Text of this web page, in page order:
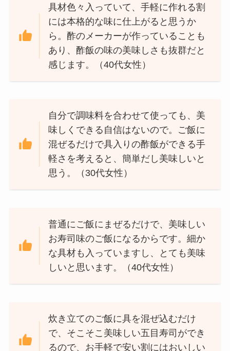
具材色々入っていて、手軽に作れる割
には本格的な味に仕上がると思うか
ら。酢のメーカーが作っていることも
あり、酢飯の味の美味しさも抜群だと
感じます。（40代女性）
自分で調味料を合わせて使っても、美
味しくできる自信はないので。ご飯に
混ぜるだけで具入りの酢飯ができる手
軽さを考えると、簡単だし美味しいと
思う。（30代女性）
普通にご飯にまぜるだけで、美味しい
お寿司味のご飯になるからです。細か
な具材も入っていますし、とても美味
しいと思います。（40代女性）
炊き立てのご飯に具を混ぜ込むだけ
で、そこそこ美味しい五目寿司ができ
るので、お手軽で安い割にはおいしい